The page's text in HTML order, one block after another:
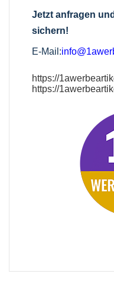
Jetzt anfragen
sichern!
E-Mail:
https://
https://